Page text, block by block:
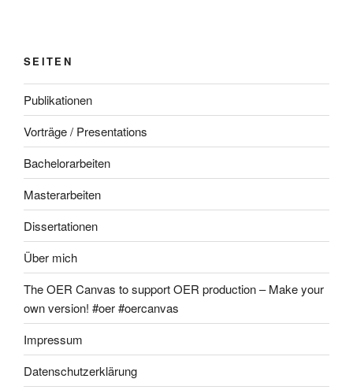
SEITEN
Publikationen
Vorträge / Presentations
Bachelorarbeiten
Masterarbeiten
Dissertationen
Über mich
The OER Canvas to support OER production – Make your
own version! #oer #oercanvas
Impressum
Datenschutzerklärung